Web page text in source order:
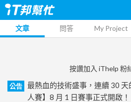
文章 問答 My Project
按讚加入 iThelp 粉
公告
最熱血的技術盛事，連續 30
人賽】8 月 1 日賽事正式開啟！